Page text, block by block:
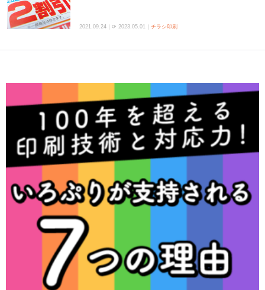
2021.09.24｜⟳ 2023.05.01｜ チラシ印刷